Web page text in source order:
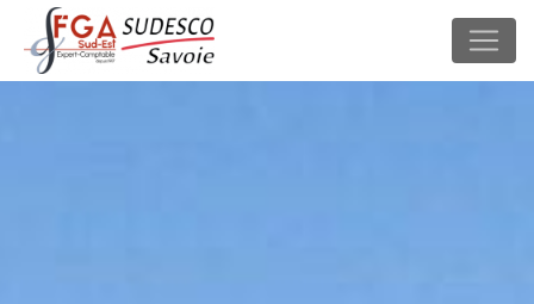
Panneau de gestion des cookies